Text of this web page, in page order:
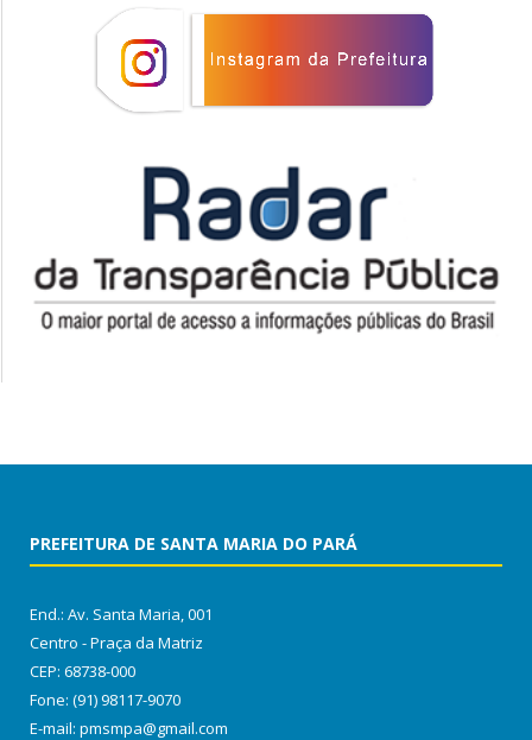
PREFEITURA DE SANTA MARIA DO PARÁ
End.: Av. Santa Maria, 001
Centro - Praça da Matriz
CEP: 68738-000
Fone: (91) 98117-9070
E-mail: pmsmpa@gmail.com